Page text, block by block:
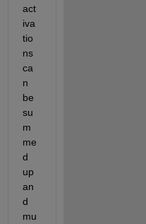
act
iva
tio
ns
ca
n
be
su
m
me
d
up
an
d
mu